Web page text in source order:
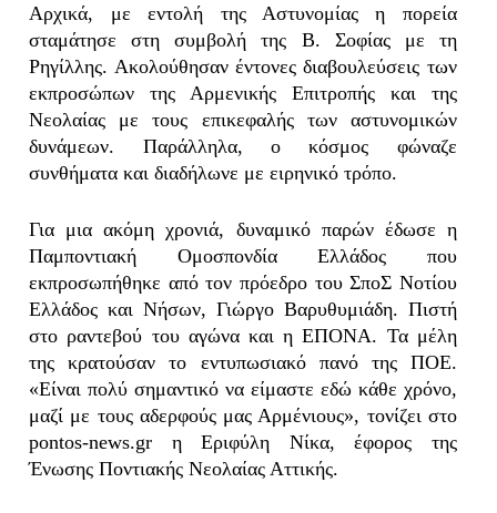
Αρχικά, με εντολή της Αστυνομίας η πορεία
σταμάτησε στη συμβολή της Β. Σοφίας με τη
Ρηγίλλης. Ακολούθησαν έντονες διαβουλεύσεις των
εκπροσώπων της Αρμενικής Επιτροπής και της
Νεολαίας με τους επικεφαλής των αστυνομικών
δυνάμεων. Παράλληλα, ο κόσμος φώναζε
συνθήματα και διαδήλωνε με ειρηνικό τρόπο.
Για μια ακόμη χρονιά, δυναμικό παρών έδωσε η
Παμποντιακή Ομοσπονδία Ελλάδος που
εκπροσωπήθηκε από τον πρόεδρο του ΣποΣ Νοτίου
Ελλάδος και Νήσων, Γιώργο Βαρυθυμιάδη. Πιστή
στο ραντεβού του αγώνα και η ΕΠΟΝΑ. Τα μέλη
της κρατούσαν το εντυπωσιακό πανό της ΠΟΕ.
«Είναι πολύ σημαντικό να είμαστε εδώ κάθε χρόνο,
μαζί με τους αδερφούς μας Αρμένιους», τονίζει στο
pontos-news.gr η Εριφύλη Νίκα, έφορος της
Ένωσης Ποντιακής Νεολαίας Αττικής.